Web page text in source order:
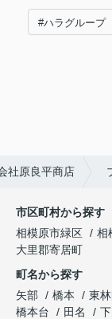
#ハラグループ
社原良平商店
市区町村から探す
相模原市緑区
相
大里郡寄居町
町名から探す
矢部
橋本 東
橋本台
田名